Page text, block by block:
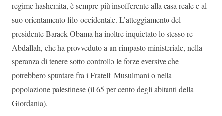
regime hashemita, è sempre più insofferente alla casa reale e al
suo orientamento filo-occidentale. L’atteggiamento del
presidente Barack Obama ha inoltre inquietato lo stesso re
Abdallah, che ha provveduto a un rimpasto ministeriale, nella
speranza di tenere sotto controllo le forze eversive che
potrebbero spuntare fra i Fratelli Musulmani o nella
popolazione palestinese (il 65 per cento degli abitanti della
Giordania).